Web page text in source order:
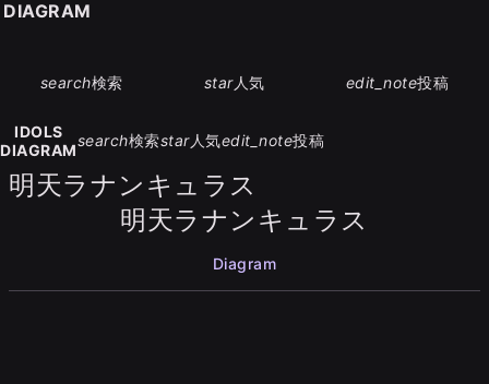
search検索 star人気 edit_note投稿
IDOLS
DIAGRAM
search検索star人気edit_note投稿
明天ラナンキュラス
明天ラナンキュラス
Diagram